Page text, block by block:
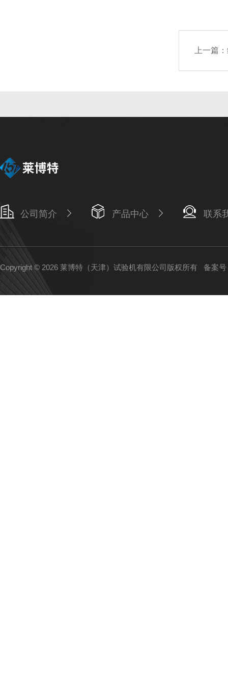
上一篇：
公司简介 产品中心 联系
Copyright © 2026 莱博特（天津）试验机有限公司版权所有 备案号